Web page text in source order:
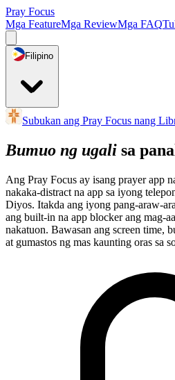
Pray Focus
Mga FeatureMga ReviewMga FAQ
Filipino
Subukan ang Pray Focus nang
Bumuo ng ugali sa
Ang Pray Focus ay isang prayer app
nakaka-distract na app sa iyong
Diyos. Itakda ang iyong pang-araw-
ang built-in na app blocker ang mag-
nakatuon. Bawasan ang screen time,
at gumastos ng mas kaunting oras sa